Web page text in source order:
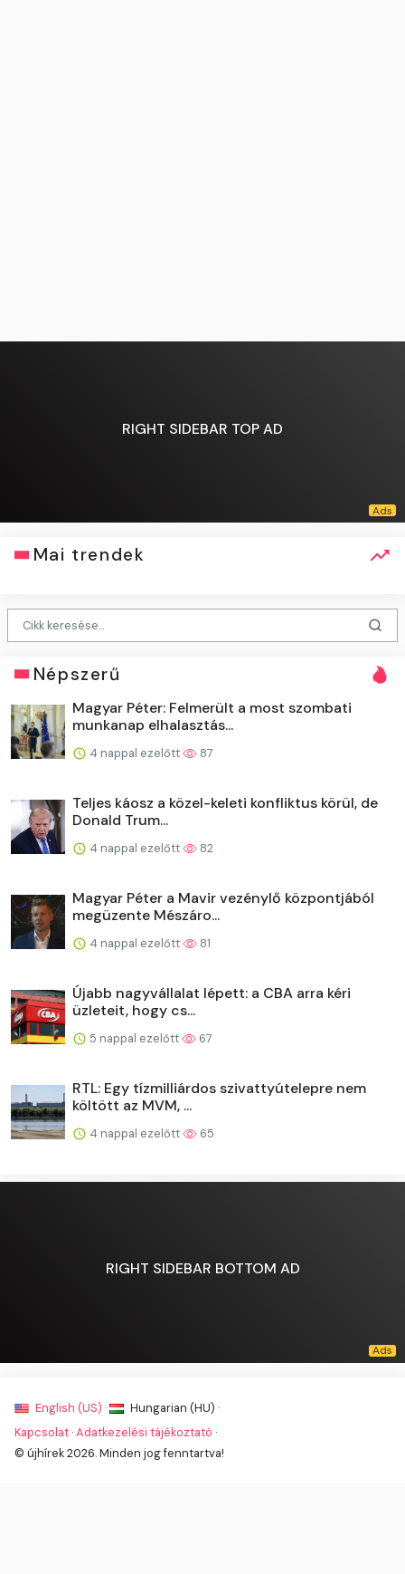
RIGHT SIDEBAR TOP AD
Mai trendek
Népszerű
Magyar Péter: Felmerült a most szombati
munkanap elhalasztás...
4 nappal ezelőtt 87
Teljes káosz a közel-keleti konfliktus körül, de
Donald Trum...
4 nappal ezelőtt 82
Magyar Péter a Mavir vezénylő központjából
megüzente Mészáro...
4 nappal ezelőtt 81
Újabb nagyvállalat lépett: a CBA arra kéri
üzleteit, hogy cs...
5 nappal ezelőtt 67
RTL: Egy tízmilliárdos szivattyútelepre nem
költött az MVM, ...
4 nappal ezelőtt 65
RIGHT SIDEBAR BOTTOM AD
English (US) ·
Hungarian (HU) ·
Kapcsolat ·Adatkezelési tájékoztató ·
© újhírek 2026. Minden jog fenntartva!